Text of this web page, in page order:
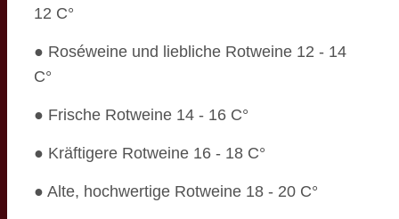
12 C°
● Roséweine und liebliche Rotweine 12 - 14
C°
● Frische Rotweine 14 - 16 C°
● Kräftigere Rotweine 16 - 18 C°
● Alte, hochwertige Rotweine 18 - 20 C°